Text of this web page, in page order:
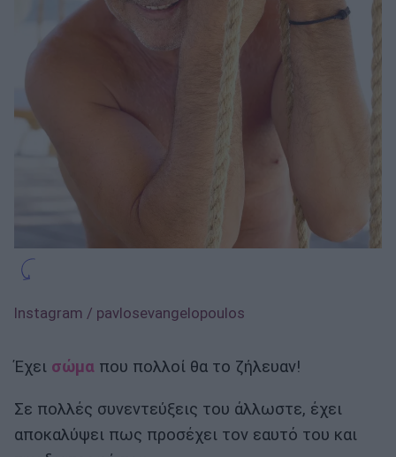
Instagram / pavlosevangelopoulos
Έχει σώμα που πολλοί θα το ζήλευαν!
Σε πολλές συνεντεύξεις του άλλωστε, έχει
αποκαλύψει πως προσέχει τον εαυτό του και